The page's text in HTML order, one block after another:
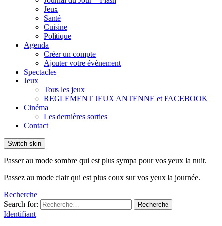
Jeux
Santé
Cuisine
Politique
Agenda
Créer un compte
Ajouter votre évènement
Spectacles
Jeux
Tous les jeux
REGLEMENT JEUX ANTENNE et FACEBOOK
Cinéma
Les dernières sorties
Contact
Switch skin
Passer au mode sombre qui est plus sympa pour vos yeux la nuit.
Passez au mode clair qui est plus doux sur vos yeux la journée.
Recherche
Search for:
Recherche
Identifiant